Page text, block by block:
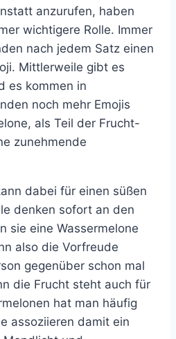
anzurufen, haben
wichtigere Rolle. Immer
nach jedem Satz einen
Mittlerweile gibt es
es kommen in
noch mehr Emojis
als Teil der Frucht-
zunehmende
dabei für einen süßen
denken sofort an den
sie eine Wassermelone
also die Vorfreude
gegenüber schon mal
die Frucht steht auch für
hat man häufig
assoziieren damit ein